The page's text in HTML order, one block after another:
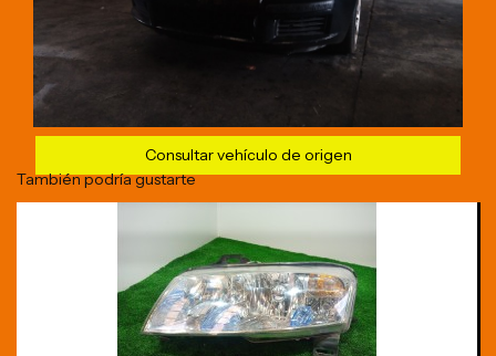
Consultar vehículo de origen
También podría gustarte